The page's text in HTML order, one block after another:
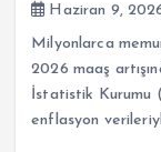
Haziran 9,
Milyonlarca
2026 maaş
İstatistik Kurumu
enflasyon